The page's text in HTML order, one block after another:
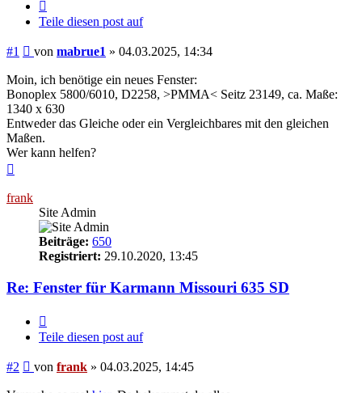
Teile diesen post auf
#1 Beitrag
von mabrue1 » 04.03.2025, 14:34
Moin, ich benötige ein neues Fenster:
Bonoplex 5800/6010, D2258, >PMMA< Seitz 23149, ca. Maße:
1340 x 630
Entweder das Gleiche oder ein Vergleichbares mit den gleichen
Maßen.
Wer kann helfen?
frank
Site Admin
Beiträge: 650
Registriert: 29.10.2020, 13:45
Re: Fenster für Karmann Missouri 635 SD
Teile diesen post auf
#2 Beitrag
von frank » 04.03.2025, 14:45